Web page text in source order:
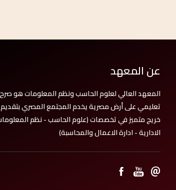
عن المعهد
المعهد العالي لعلوم الحاسب ونظم المعلومات هو صرح
تعليمي على أرض مصرية يخدم المجتمع المصري بتقديم
خريج متميز في تخصصات (علوم الحاسب - نظم
الادارية - ادارة الاعمال والمحاسبة)